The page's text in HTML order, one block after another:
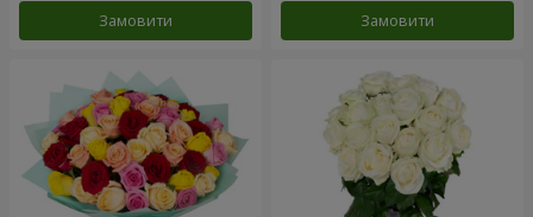
Замовити Замовити